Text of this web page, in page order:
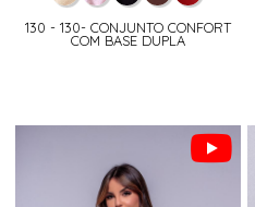
130 - 130- CONJUNTO CONFORT
COM BASE DUPLA